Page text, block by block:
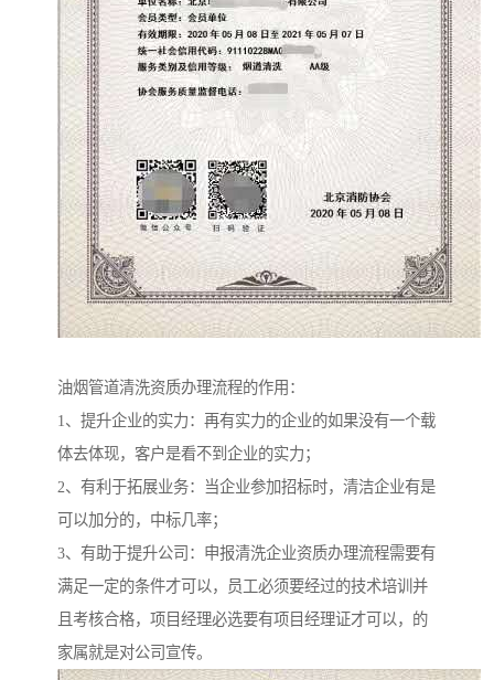
油烟管道清洗资质办理流程的作用：
1、提升企业的实力：再有实力的企业的如果没有一个载
体去体现，客户是看不到企业的实力；
2、有利于拓展业务：当企业参加招标时，清洁企业有是
可以加分的，中标几率；
3、有助于提升公司：申报清洗企业资质办理流程需要有
满足一定的条件才可以，员工必须要经过的技术培训并
且考核合格，项目经理必选要有项目经理证才可以，的
家属就是对公司宣传。